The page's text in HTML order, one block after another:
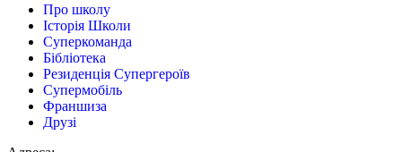
Про школу
Історія Школи
Суперкоманда
Бібліотека
Резиденція Супергероїв
Супермобіль
Франшиза
Друзі